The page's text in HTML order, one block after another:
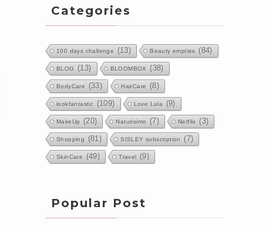
Categories
100 days challenge (13) Beauty empties (84)
BLOG (13) BLOOMBOX (38)
BodyCare (33) HairCare (8)
lookfantastic (109) Love Lula (9)
MakeUp (20) Naturisimo (7) Netflix (3)
Shopping (81) SISLEY subscription (7)
SkinCare (49) Travel (9)
Popular Post